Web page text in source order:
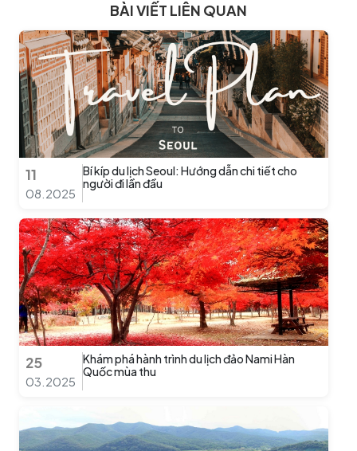
BÀI VIẾT LIÊN QUAN
11
08.2025
Bí kíp du lịch Seoul: Hướng dẫn chi tiết cho
người đi lần đầu
25
03.2025
Khám phá hành trình du lịch đảo Nami Hàn
Quốc mùa thu